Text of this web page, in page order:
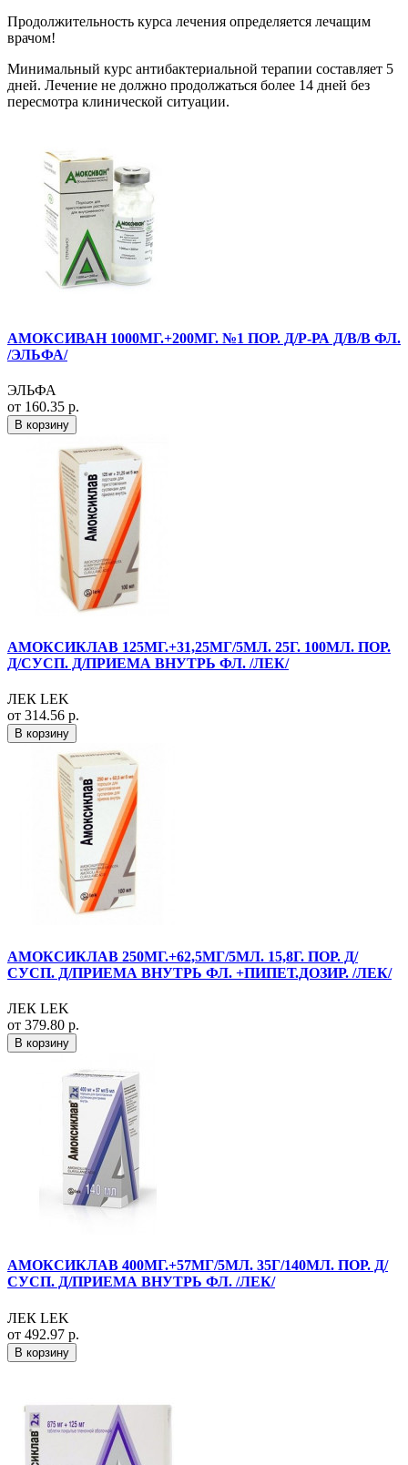
Продолжительность курса лечения определяется лечащим
врачом!
Минимальный курс антибактериальной терапии составляет 5
дней. Лечение не должно продолжаться более 14 дней без
пересмотра клинической ситуации.
АМОКСИВАН 1000МГ.+200МГ. №1 ПОР. Д/Р-РА Д/В/В ФЛ.
/ЭЛЬФА/
ЭЛЬФА
от 160.35 р.
В корзину
АМОКСИКЛАВ 125МГ.+31,25МГ/5МЛ. 25Г. 100МЛ. ПОР.
Д/СУСП. Д/ПРИЕМА ВНУТРЬ ФЛ. /ЛЕК/
ЛЕК LEK
от 314.56 р.
В корзину
АМОКСИКЛАВ 250МГ.+62,5МГ/5МЛ. 15,8Г. ПОР. Д/
СУСП. Д/ПРИЕМА ВНУТРЬ ФЛ. +ПИПЕТ.ДОЗИР. /ЛЕК/
ЛЕК LEK
от 379.80 р.
В корзину
АМОКСИКЛАВ 400МГ.+57МГ/5МЛ. 35Г/140МЛ. ПОР. Д/
СУСП. Д/ПРИЕМА ВНУТРЬ ФЛ. /ЛЕК/
ЛЕК LEK
от 492.97 р.
В корзину